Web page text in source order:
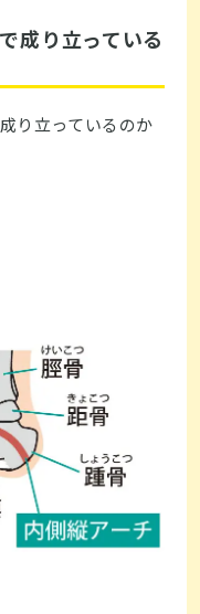
成り立っている
り立っているのか